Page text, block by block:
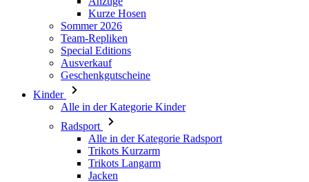
Ausverkauf
Geschenkgutscheine
Kinder
Alle in der Kategorie Kinder
Radsport
Alle in der Kategorie Radsport
Trikots Langarm
Jacken
Kurze Hosen
Lange Hosen
Armlinge/Knielinge/Beinlinge
Handschuhe
Sommer 2026